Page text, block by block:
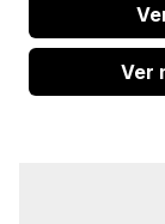
Ver